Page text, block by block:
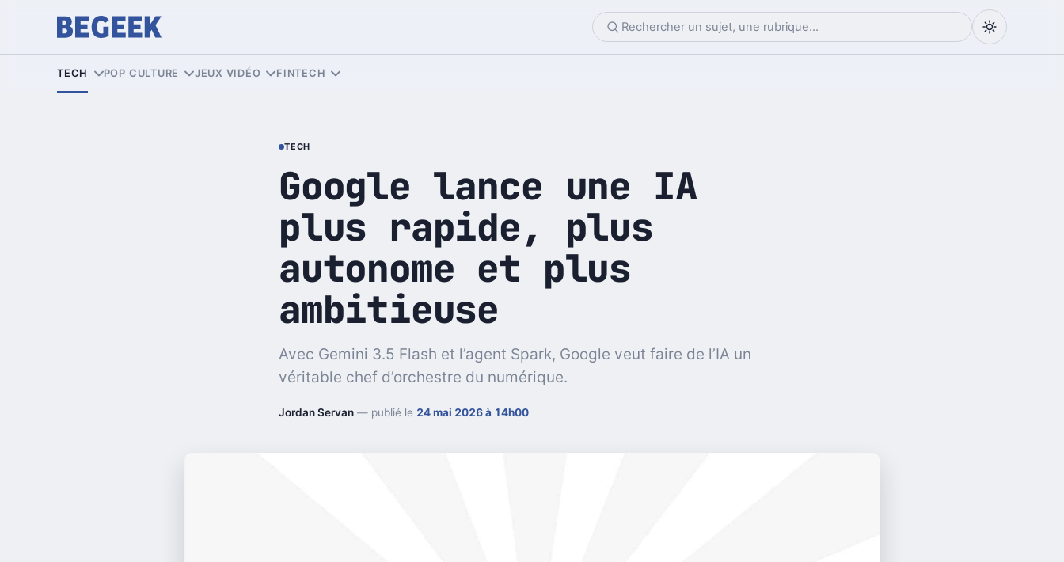
TECH POP CULTURE JEUX VIDÉO FINTECH
TECH
Google lance une IA
plus rapide, plus
autonome et plus
ambitieuse
Avec Gemini 3.5 Flash et l’agent Spark, Google veut faire de l’IA un
véritable chef d’orchestre du numérique.
Jordan Servan — publié le 24 mai 2026 à 14h00